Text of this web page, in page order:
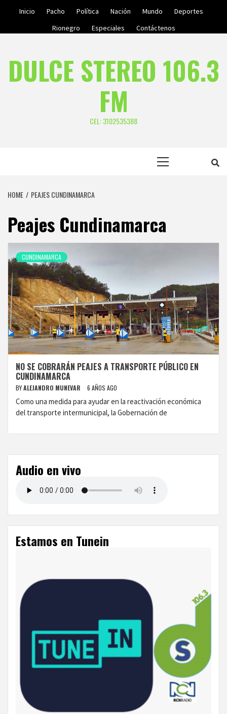
Inicio Pacho Política Nación Mundo
Deportes
Rionegro
Especiales Contáctenos
DULCE STEREO 106.3
FM
CEL: 3102535388
HOME PEAJES CUNDINAMARCA
Peajes Cundinamarca
CUNDINAMARCA
NO SE COBRARÁN PEAJES A TRANSPORTE PÚBLICO EN
CUNDINAMARCA
BYALEJANDRO MUNEVAR 6 AÑOS AGO
Como una medida para ayudar en la reactivación económica
del transporte intermunicipal, la Gobernación de
Audio en vivo
Estamos en Tunein